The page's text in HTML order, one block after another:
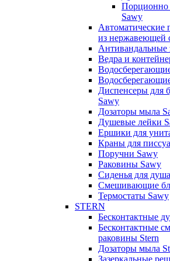
Sawy
Автоматические
из нержавеющей
Антивандальные
Ведра и
Диспенсеры для
Sawy
Дозаторы мыла
Душевые лейки
Ершики для
Краны для
Поручни Sawy
Раковины Sawy
Сиденья для
Смешивающие
Термостаты Sawy
STERN
Бесконтактные
Бесконтактные
раковины Stern
Дозаторы мыла
Зазеркальные